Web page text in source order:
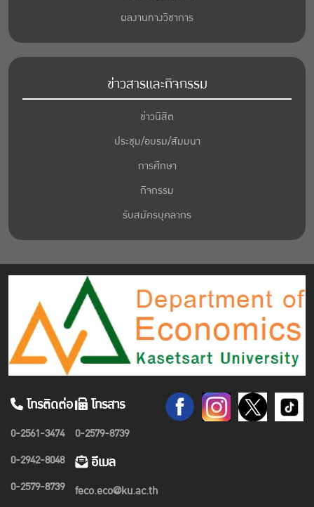
ผลงานทางวิชาการ
ข่าวสารและกิจกรรม
ข่าวนิสิต
ประชุม/อบรม/สัมมนา
การศึกษา
กิจกรรม
รับสมัครบุคลากร
โทรติดต่อ
0-2561-3474
0-2942-8048
0-2579-8739
โทรสาร
0-2579-8739
อีเมล
feco.eco@ku.ac.th